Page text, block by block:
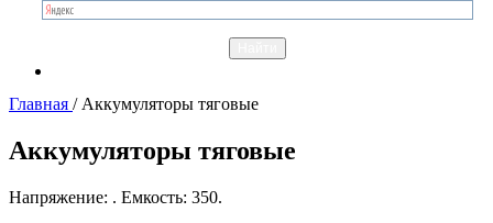
Главная / Аккумуляторы тяговые
Аккумуляторы тяговые
Напряжение: . Емкость: 350.